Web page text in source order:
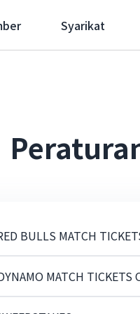
Syarikat
BULLS MATCH
MATCH TICKETS